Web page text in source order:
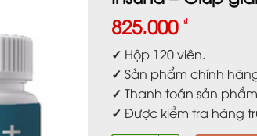
825.000 ₫
✓ Hộp 120 viên.
✓ Sản phẩm chính
✓ Thanh toán sản
✓ Được kiểm tra hàng